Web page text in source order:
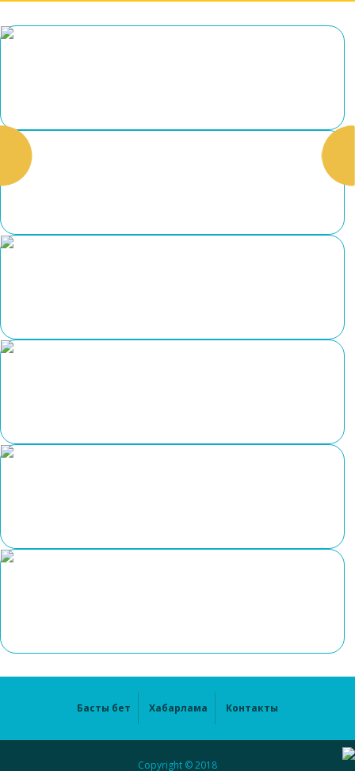
Басты бет Хабарлама Контакты
Copyright © 2018